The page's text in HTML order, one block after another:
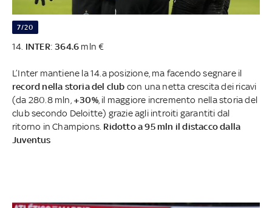
7/20
14. INTER:364.6 mln €
L’Inter mantiene la 14.a posizione, ma facendo segnare il
record nella storia del club con una netta crescita dei ricavi
(da 280.8 mln, +30%, il maggiore incremento nella storia del
club secondo Deloitte) grazie agli introiti garantiti dal
ritorno in Champions. Ridotto a 95 mln il distacco dalla
Juventus